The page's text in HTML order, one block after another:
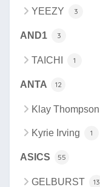
YEEZY 3
AND1 3
TAICHI 1
ANTA 12
Klay Thompson
Kyrie Irving 1
ASICS 55
GELBURST 13